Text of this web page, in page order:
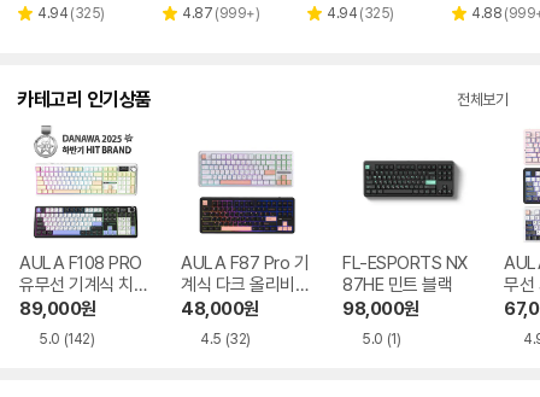
별 4.94 리
(325)
별 4.87 리
(999+)
별 4.94 리
(325)
별 4.88 리
(
카테고리 인기상품 전체보기
AULA F108 PRO
유무선 기계식 치즈
화이트 한글
89,000원
5.0 (142)
AULA F87 Pro 기
계식 다크 올리비아
한글
48,000원
4.5 (32)
FL-ESPORTS NX
87HE 민트 블랙
98,000원
5.0 (1)
무선
블랙